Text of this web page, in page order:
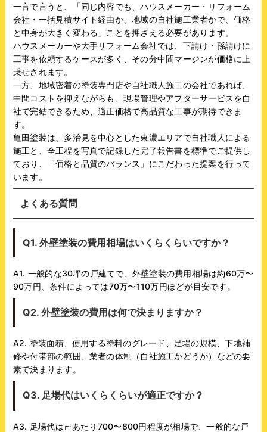
一言で言うと、「同じ内容でも、ハウスメーカー・リフォーム
会社・一括見積サイト経由か、地域の自社施工業者かで、価格
と中身が大きく変わる」ことを押さえる必要があります。
ハウスメーカーや大手リフォーム会社では、下請け・孫請けに
工事を依頼するケースが多く、その分中間マージンが価格に上
乗せされます。
一方、地域密着の塗装専門店や自社職人施工の会社であれば、
中間コストを抑えながらも、現場管理やアフターサービスを自
社で完結できるため、適正価格で高品質な工事が期待できま
す。
亀田塗装は、多治見を中心とした東濃エリアで自社職人による
施工と、全工程を写真で記録した完了報告書を標準でご提供し
ており、「価格と品質のバランス」にこだわった提案を行って
います。
よくある質問
Q1. 外壁塗装の費用相場はいくらくらいですか？
A1. 一般的な30坪の戸建てで、外壁塗装の費用相場は約60万〜
90万円、条件によっては70万〜110万円ほどが目安です。
Q2. 外壁塗装の費用は何で決まりますか？
A2. 塗装面積、使用する塗料のグレード、足場の規模、下地補
修や付帯部の範囲、業者の体制（自社施工かどうか）などの要
素で決まります。
Q3. 足場代はいくらくらいが適正ですか？
A3. 足場代は㎡あたり700〜800円程度が相場で、一般的な戸